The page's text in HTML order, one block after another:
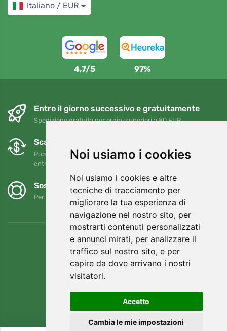
Noi usiamo i cookies
Noi usiamo i cookies e altre
tecniche di tracciamento per
migliorare la tua esperienza di
navigazione nel nostro sito, per
mostrarti contenuti personalizzati
e annunci mirati, per analizzare il
traffico sul nostro sito, e per
capire da dove arrivano i nostri
visitatori.
Accetto
Cambia le mie impostazioni
Italiano / EUR
4,7/5 97%
Entro il giorno successivo e gratuitamente
Spedizione gratuita per ordini superiori a 80 EUR
Scambi e resi gratuiti
Puoi restituire o cambiare il tuo ordine in qualsiasi momento
entro 90 giorni
Sosteniamo Trees.org
Per ogni ordine piantiamo un albero! Leggi di più